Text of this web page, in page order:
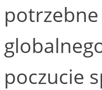
poczucie